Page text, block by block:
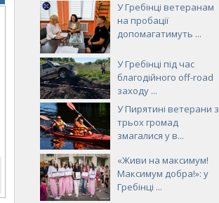
У Гребінці ветеранам
на пробації
допомагатимуть ...
У Гребінці під час
благодійного off-road
заходу ...
У Пирятині ветерани з
трьох громад
змагалися у в...
«Живи на максимум!
Максимум добра!»: у
Гребінці ...